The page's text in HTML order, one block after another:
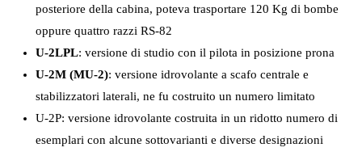
posteriore della cabina, poteva trasportare 120 Kg di bombe
oppure quattro razzi RS-82
U-2LPL: versione di studio con il pilota in posizione prona
U-2M (MU-2): versione idrovolante a scafo centrale e
stabilizzatori laterali, ne fu costruito un numero limitato
U-2P: versione idrovolante costruita in un ridotto numero di
esemplari con alcune sottovarianti e diverse designazioni